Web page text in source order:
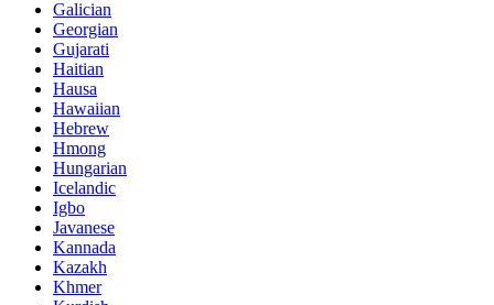
Galician
Georgian
Gujarati
Haitian
Hausa
Hawaiian
Hebrew
Hmong
Hungarian
Icelandic
Igbo
Javanese
Kannada
Kazakh
Khmer